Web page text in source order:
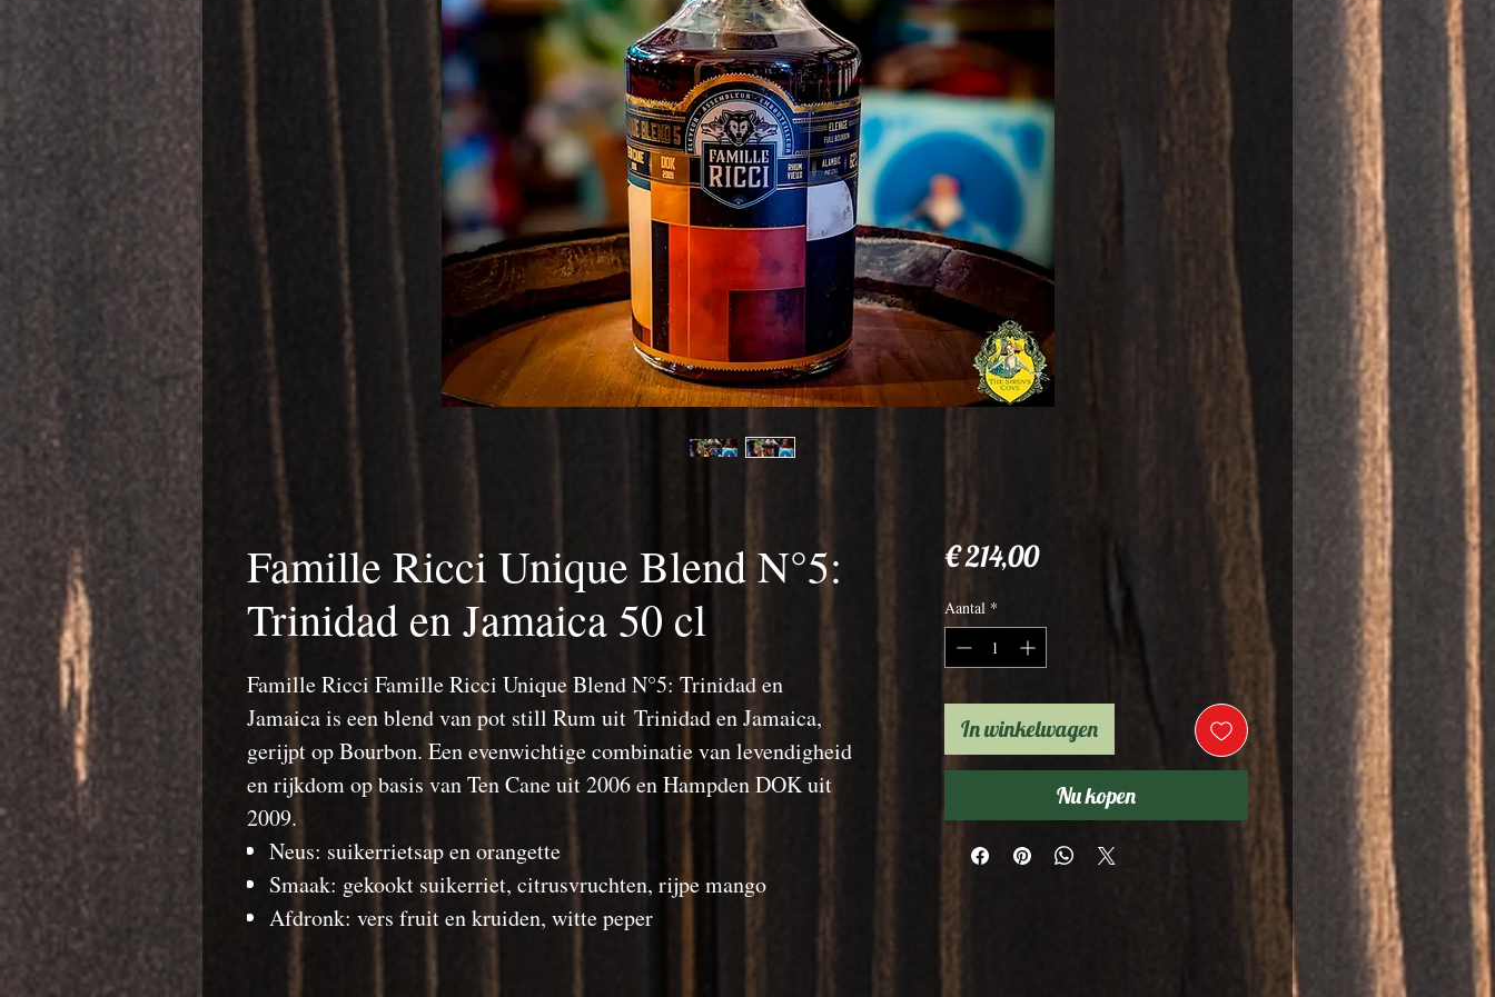
Famille Ricci Unique Blend N°5:
Trinidad en Jamaica 50 cl
Famille Ricci Famille Ricci Unique Blend N°5: Trinidad en
Jamaica is een blend van pot still Rum uit Trinidad en Jamaica,
gerijpt op Bourbon. Een evenwichtige combinatie van levendigheid
en rijkdom op basis van Ten Cane uit 2006 en Hampden DOK uit
2009.
Neus: suikerrietsap en orangette
Smaak: gekookt suikerriet, citrusvruchten, rijpe mango
Afdronk: vers fruit en kruiden, witte peper
€ 214,00Prijs
Aantal *
In winkelwagen
Nu kopen